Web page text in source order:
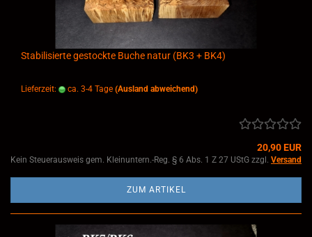
Stabilisierte gestockte Buche natur (BK3 + BK4)
Lieferzeit: ca. 3-4 Tage (Ausland abweichend)
20,90 EUR
Kein Steuerausweis gem. Kleinuntern.-Reg. § 6 Abs. 1 Z 27 UStG zzgl. Versand
ZUM ARTIKEL